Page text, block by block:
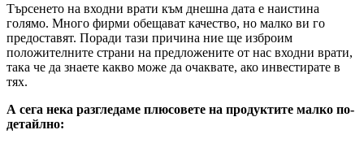
Търсенето на входни врати към днешна дата е наистина
голямо. Много фирми обещават качество, но малко ви го
предоставят. Поради тази причина ние ще изброим
положителните страни на предложените от нас входни врати,
така че да знаете какво може да очаквате, ако инвестирате в
тях.
А сега нека разгледаме плюсовете на продуктите малко по-
детайлно: